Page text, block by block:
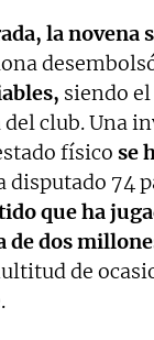
la novena
siendo
club. Una
físico se
disputado 74
que ha
dos
de